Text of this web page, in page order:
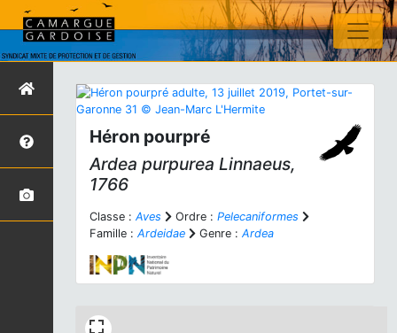
Héron pourpré
Ardea purpurea Linnaeus,
1766
Classe : Aves Ordre : Pelecaniformes
Famille : Ardeidae Genre : Ardea